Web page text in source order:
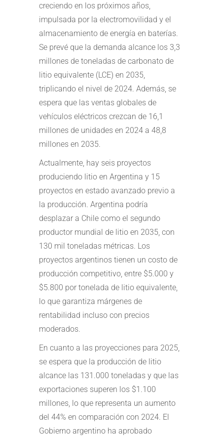
creciendo en los próximos años,
impulsada por la electromovilidad y el
almacenamiento de energía en baterías.
Se prevé que la demanda alcance los 3,3
millones de toneladas de carbonato de
litio equivalente (LCE) en 2035,
triplicando el nivel de 2024. Además, se
espera que las ventas globales de
vehículos eléctricos crezcan de 16,1
millones de unidades en 2024 a 48,8
millones en 2035.
Actualmente, hay seis proyectos
produciendo litio en Argentina y 15
proyectos en estado avanzado previo a
la producción. Argentina podría
desplazar a Chile como el segundo
productor mundial de litio en 2035, con
130 mil toneladas métricas. Los
proyectos argentinos tienen un costo de
producción competitivo, entre $5.000 y
$5.800 por tonelada de litio equivalente,
lo que garantiza márgenes de
rentabilidad incluso con precios
moderados.
En cuanto a las proyecciones para 2025,
se espera que la producción de litio
alcance las 131.000 toneladas y que las
exportaciones superen los $1.100
millones, lo que representa un aumento
del 44% en comparación con 2024. El
Gobierno argentino ha aprobado